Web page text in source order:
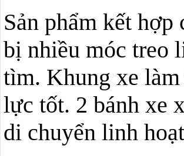
Sản phẩm kết hợp
bị nhiều móc treo
tìm. Khung xe
lực tốt. 2 bánh xe
di chuyển linh